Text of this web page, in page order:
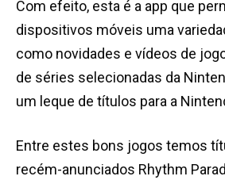
Com efeito, esta é a app que
dispositivos móveis uma
como novidades e vídeos de
de séries selecionadas da
um leque de títulos para a
Entre estes bons jogos temos
recém-anunciados Rhythm